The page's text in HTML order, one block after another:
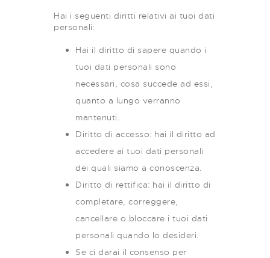
Hai i seguenti diritti relativi ai tuoi dati
personali:
Hai il diritto di sapere quando i
tuoi dati personali sono
necessari, cosa succede ad essi,
quanto a lungo verranno
mantenuti.
Diritto di accesso: hai il diritto ad
accedere ai tuoi dati personali
dei quali siamo a conoscenza.
Diritto di rettifica: hai il diritto di
completare, correggere,
cancellare o bloccare i tuoi dati
personali quando lo desideri.
Se ci darai il consenso per